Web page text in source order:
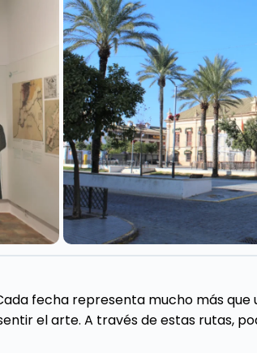
fecha representa mucho más que
el arte. A través de estas rutas,